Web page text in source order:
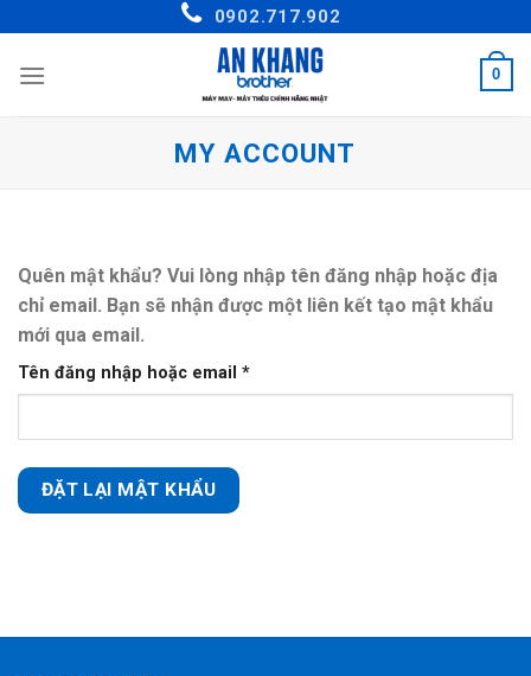
content
0902.717.902
0
MY ACCOUNT
Quên mật khẩu? Vui lòng nhập tên đăng nhập hoặc địa
chỉ email. Bạn sẽ nhận được một liên kết tạo mật khẩu
mới qua email.
Tên đăng nhập hoặc email *Bắt
buộc
ĐẶT LẠI MẬT KHẨU